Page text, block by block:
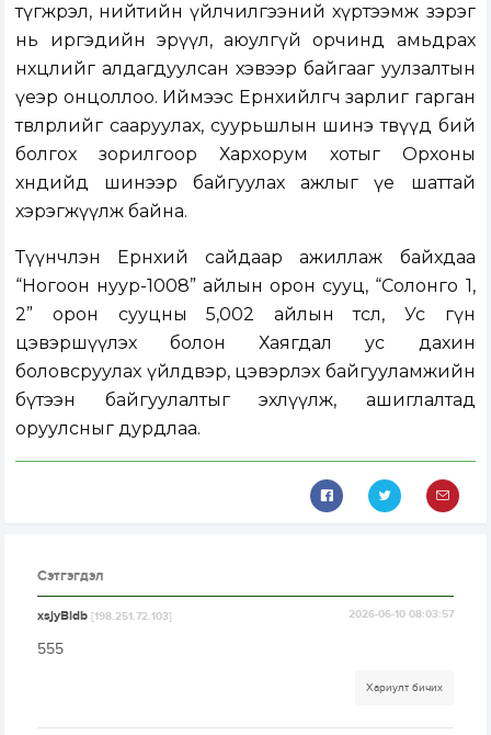
түгжрэл, нийтийн үйлчилгээний хүртээмж зэрэг
нь иргэдийн эрүүл, аюулгүй орчинд амьдрах
нөхцөлийг алдагдуулсан хэвээр байгааг уулзалтын
үеэр онцоллоо. Иймээс Ерөнхийлөгч зарлиг гарган
төвлөрлийг сааруулах, суурьшлын шинэ төвүүд бий
болгох зорилгоор Хархорум хотыг Орхоны
хөндийд шинээр байгуулах ажлыг үе шаттай
хэрэгжүүлж байна.
Түүнчлэн Ерөнхий сайдаар ажиллаж байхдаа
“Ногоон нуур-1008” айлын орон сууц, “Солонго 1,
2” орон сууцны 5,002 айлын төсөл, Ус гүн
цэвэршүүлэх болон Хаягдал ус дахин
боловсруулах үйлдвэр, цэвэрлэх байгууламжийн
бүтээн байгуулалтыг эхлүүлж, ашиглалтад
оруулсныг дурдлаа.
Сэтгэгдэл
xsjyBldb[198.251.72.103] 2026-06-10 08:03:57
555
Хариулт бичих